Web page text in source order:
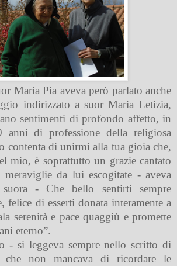
Maria Pia aveva però parlato anche
indirizzato a suor Maria Letizia,
sentimenti di profondo affetto, in
anni di professione della religiosa
contenta di unirmi alla tua gioia che,
mio, è soprattutto un grazie cantato
da lui escogitate - aveva
suora - Che bello sentirti sempre
felice di esserti donata interamente a
serenità e pace quaggiù e promette
eterno”.
- si leggeva sempre nello scritto di
non mancava di ricordare le